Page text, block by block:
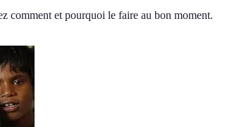
comment et pourquoi le faire au bon moment.